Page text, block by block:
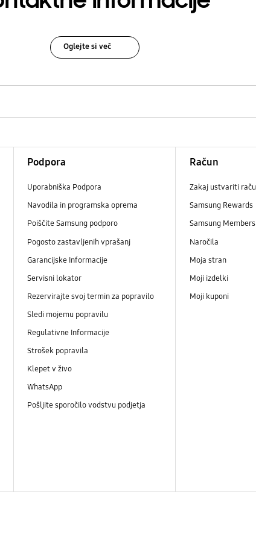
Oglejte si več
Podpora
Uporabniška Podpora
Navodila in programska oprema
Poiščite Samsung podporo
Pogosto zastavljenih vprašanj
Garancijske Informacije
Servisni lokator
Rezervirajte svoj termin za popravilo
Sledi mojemu popravilu
Regulativne Informacije
Strošek popravila
Klepet v živo
WhatsApp
Pošljite sporočilo vodstvu podjetja
Račun
Zakaj ustvariti
Samsung Rewards
Samsung Members
Naročila
Moja stran
Moji izdelki
Moji kuponi